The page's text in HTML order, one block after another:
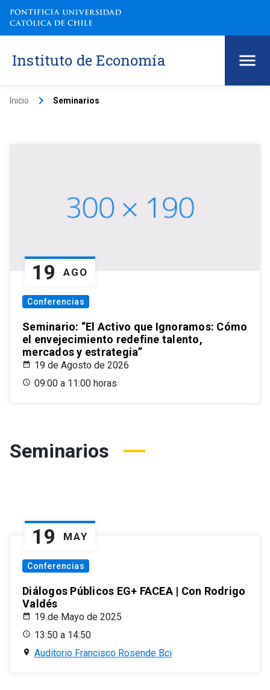
Instituto de Economía
Inicio keyboard_arrow_right Seminarios
19 AGO
Conferencias
Seminario: “El Activo que Ignoramos: Cómo
el envejecimiento redefine talento,
mercados y estrategia”
19 de Agosto de 2026
09:00 a 11:00 horas
Seminarios
19 MAY
Conferencias
Diálogos Públicos EG+ FACEA | Con Rodrigo
Valdés
19 de Mayo de 2025
13:50 a 14:50
Auditorio Francisco Rosende Bci